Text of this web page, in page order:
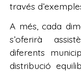
través
A més, cada
s’oferirà
diferents
distribució